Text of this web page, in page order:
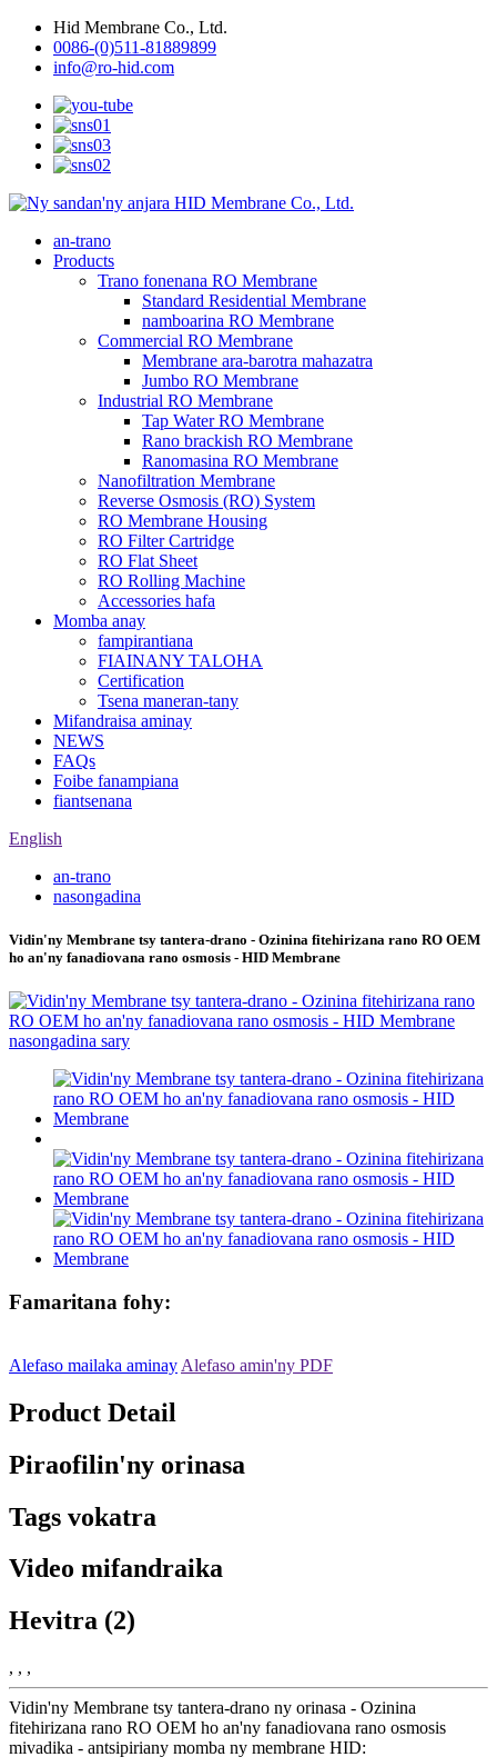
Hid Membrane Co., Ltd.
0086-(0)511-81889899
info@ro-hid.com
an-trano
Products
Trano fonenana RO Membrane
Standard Residential Membrane
namboarina RO Membrane
Commercial RO Membrane
Membrane ara-barotra mahazatra
Jumbo RO Membrane
Industrial RO Membrane
Tap Water RO Membrane
Rano brackish RO Membrane
Ranomasina RO Membrane
Nanofiltration Membrane
Reverse Osmosis (RO) System
RO Membrane Housing
RO Filter Cartridge
RO Flat Sheet
RO Rolling Machine
Accessories hafa
Momba anay
fampirantiana
FIAINANY TALOHA
Certification
Tsena maneran-tany
Mifandraisa aminay
NEWS
FAQs
Foibe fanampiana
fiantsenana
English
an-trano
nasongadina
Vidin'ny Membrane tsy tantera-drano - Ozinina fitehirizana rano RO OEM
ho an'ny fanadiovana rano osmosis - HID Membrane
Famaritana fohy:
Alefaso mailaka aminay Alefaso amin'ny PDF
Product Detail
Piraofilin'ny orinasa
Tags vokatra
Video mifandraika
Hevitra (2)
, , ,
Vidin'ny Membrane tsy tantera-drano ny orinasa - Ozinina
fitehirizana rano RO OEM ho an'ny fanadiovana rano osmosis
mivadika - antsipiriany momba ny membrane HID: